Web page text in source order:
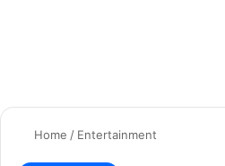
Home / Entertainment